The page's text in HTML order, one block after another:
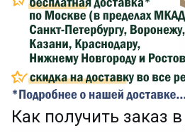
Сделайте заказ на сумму не
его на карту Сбербанка и
компенсацию доставки.
...на следующий
Золотая скидка
персональная
Как получить заказ в